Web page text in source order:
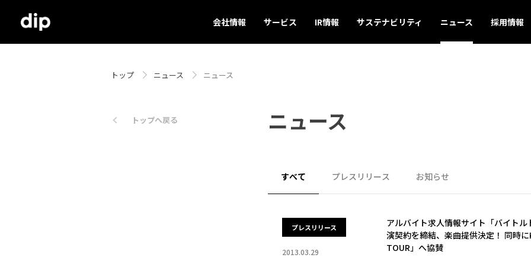
会社情報 サービス IR情報 サステナビリティ ニュース 採用情報
トップ ニュース ニュース
トップへ戻る ニュース
すべて プレスリリース お知らせ
プレスリリース
2013.03.29
アルバイト求人情報サイト「バイトル
演契約を締結、楽曲提供決定！ 同時に
TOUR」へ協賛